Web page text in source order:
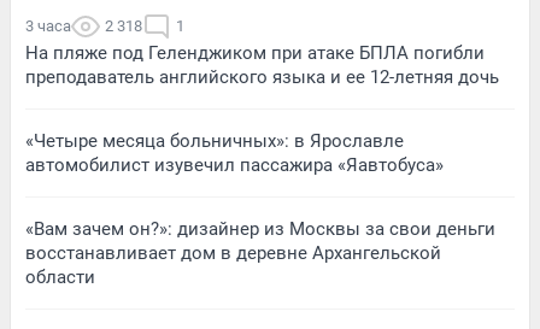
3 часа 2 318 1
На пляже под Геленджиком при атаке БПЛА погибли
преподаватель английского языка и ее 12-летняя дочь
«Четыре месяца больничных»: в Ярославле
автомобилист изувечил пассажира «Яавтобуса»
«Вам зачем он?»: дизайнер из Москвы за свои деньги
восстанавливает дом в деревне Архангельской
области